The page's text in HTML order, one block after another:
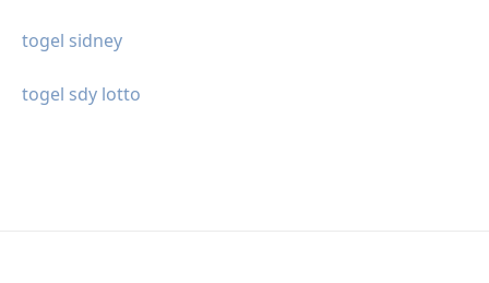
togel sidney
togel sdy lotto